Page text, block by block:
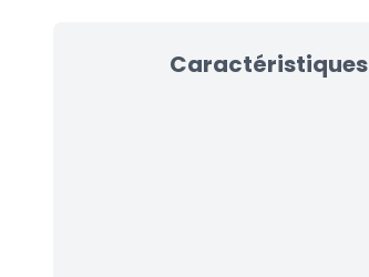
Caractéristiques